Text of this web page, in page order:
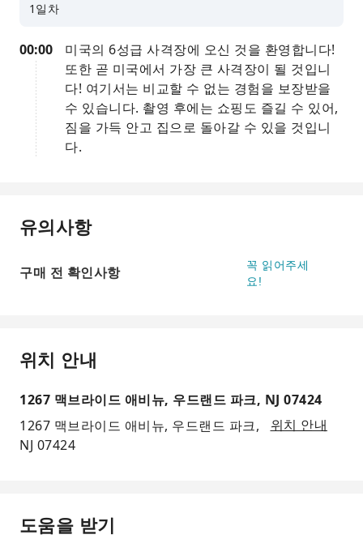
1일차
00:00
미국의 6성급 사격장에 오신 것을 환영합니다!
또한 곧 미국에서 가장 큰 사격장이 될 것입니
다! 여기서는 비교할 수 없는 경험을 보장받을
수 있습니다. 촬영 후에는 쇼핑도 즐길 수 있어,
짐을 가득 안고 집으로 돌아갈 수 있을 것입니
다.
유의사항
구매 전 확인사항
꼭 읽어주세
요!
위치 안내
1267 맥브라이드 애비뉴, 우드랜드 파크, NJ 07424
1267 맥브라이드 애비뉴, 우드랜드 파크,
NJ 07424
위치 안내
도움을 받기